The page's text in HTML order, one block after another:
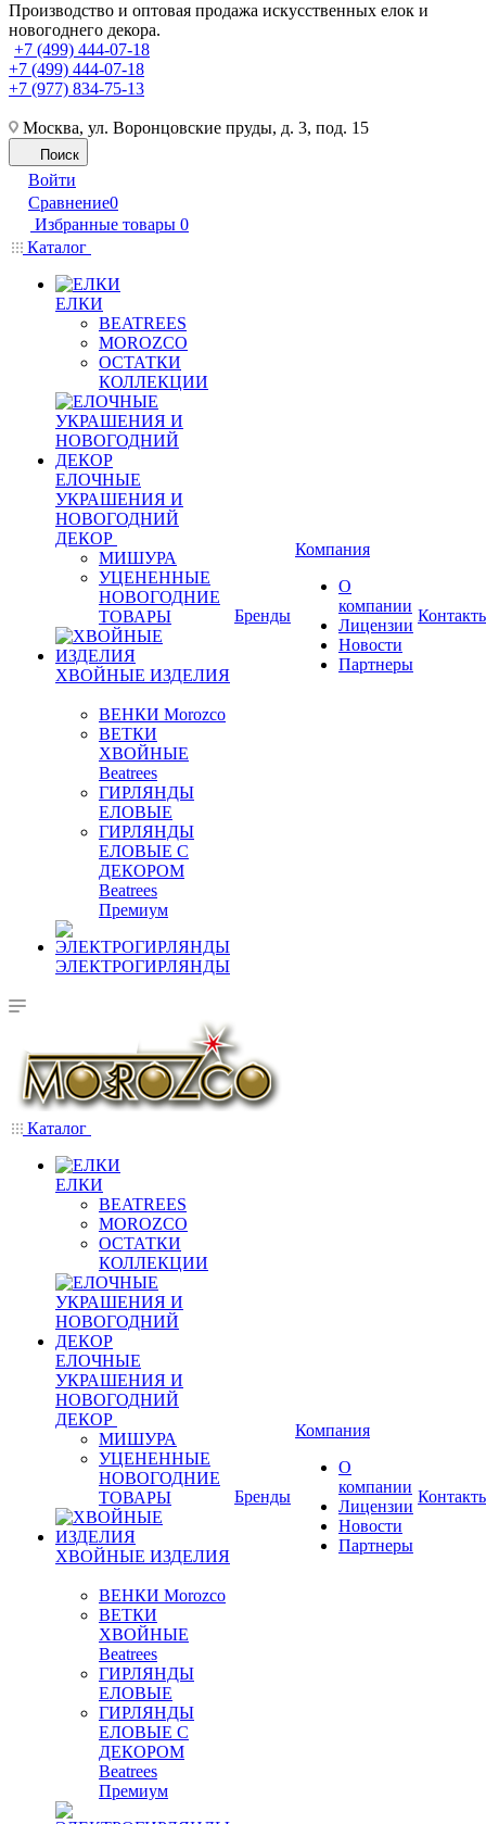
Производство и оптовая продажа искусственных елок и
новогоднего декора.
+7 (499) 444-07-18
+7 (499) 444-07-18
+7 (977) 834-75-13
Москва, ул. Воронцовские пруды, д. 3, под. 15
Поиск
Войти
Сравнение0
Избранные товары 0
Каталог
ЕЛКИ
BEATREES
MOROZCO
ОСТАТКИ
КОЛЛЕКЦИИ
ЕЛОЧНЫЕ
УКРАШЕНИЯ И
НОВОГОДНИЙ
ДЕКОР
МИШУРА
УЦЕНЕННЫЕ
НОВОГОДНИЕ
ТОВАРЫ
ХВОЙНЫЕ ИЗДЕЛИЯ
ВЕНКИ Morozco
ВЕТКИ
ХВОЙНЫЕ
Beatrees
ГИРЛЯНДЫ
ЕЛОВЫЕ
ГИРЛЯНДЫ
ЕЛОВЫЕ С
ДЕКОРОМ
Beatrees
Премиум
ЭЛЕКТРОГИРЛЯНДЫ
Бренды
Компания
О
компании
Лицензии
Новости
Партнеры
Каталог
ЕЛКИ
BEATREES
MOROZCO
ОСТАТКИ
КОЛЛЕКЦИИ
ЕЛОЧНЫЕ
УКРАШЕНИЯ И
НОВОГОДНИЙ
ДЕКОР
МИШУРА
УЦЕНЕННЫЕ
НОВОГОДНИЕ
ТОВАРЫ
ХВОЙНЫЕ ИЗДЕЛИЯ
ВЕНКИ Morozco
ВЕТКИ
ХВОЙНЫЕ
Beatrees
ГИРЛЯНДЫ
ЕЛОВЫЕ
ГИРЛЯНДЫ
ЕЛОВЫЕ С
ДЕКОРОМ
Beatrees
Премиум
Бренды
Компания
О
компании
Лицензии
Новости
Партнеры